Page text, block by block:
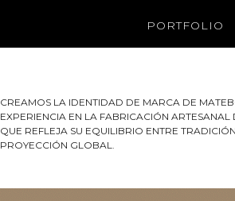
PORTFOLIO
CREAMOS LA IDENTIDAD DE MARCA DE
EXPERIENCIA EN LA FABRICACIÓN
QUE REFLEJA SU EQUILIBRIO ENTRE
PROYECCIÓN GLOBAL.